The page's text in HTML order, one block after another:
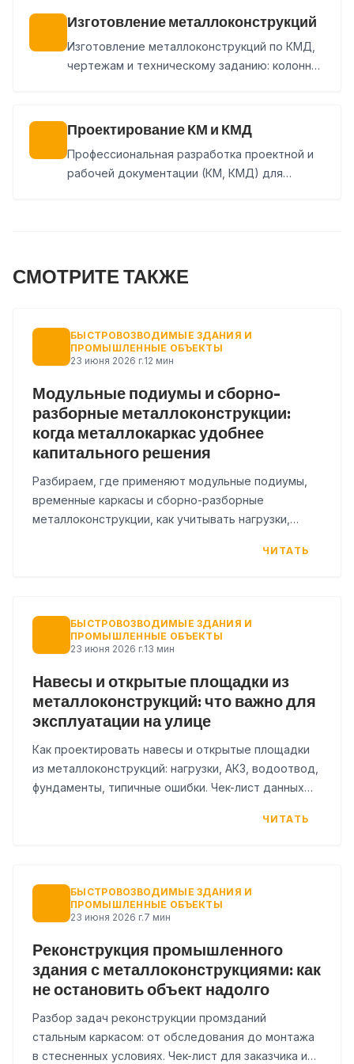
Изготовление металлоконструкций
Изготовление металлоконструкций по КМД,
чертежам и техническому заданию: колонны,
и монтаж могут быть включены в состав
заказа.
Проектирование КМ и КМД
Профессиональная разработка проектной и
рабочей документации (КМ, КМД) для
СМОТРИТЕ ТАКЖЕ
БЫСТРОВОЗВОДИМЫЕ ЗДАНИЯ И
ПРОМЫШЛЕННЫЕ ОБЪЕКТЫ
23 июня 2026 г.12 мин
Модульные подиумы и сборно-
разборные металлоконструкции:
когда металлокаркас удобнее
капитального решения
Разбираем, где применяют модульные подиумы,
временные каркасы и сборно-разборные
металлоконструкции, как учитывать нагрузки,
ЧИТАТЬ
БЫСТРОВОЗВОДИМЫЕ ЗДАНИЯ И
ПРОМЫШЛЕННЫЕ ОБЪЕКТЫ
23 июня 2026 г.13 мин
Навесы и открытые площадки из
металлоконструкций: что важно для
эксплуатации на улице
Как проектировать навесы и открытые площадки
из металлоконструкций: нагрузки, АКЗ, водоотвод,
фундаменты, типичные ошибки. Чек-лист данных
ЧИТАТЬ
БЫСТРОВОЗВОДИМЫЕ ЗДАНИЯ И
ПРОМЫШЛЕННЫЕ ОБЪЕКТЫ
23 июня 2026 г.7 мин
Реконструкция промышленного
здания с металлоконструкциями: как
не остановить объект надолго
Разбор задач реконструкции промзданий
стальным каркасом: от обследования до монтажа
в стесненных условиях. Чек-лист для заказчика и